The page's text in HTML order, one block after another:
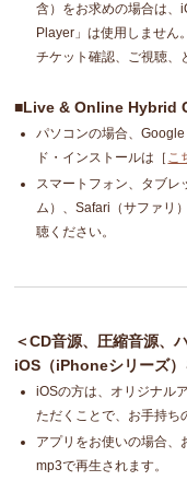
含）をお求めの場合は
Player」は使用しません。
チケット確認、ご視聴、
■Live & Online Hybrid
パソコンの場合、
ド・インストールは［ こ
スマートフォン、タブ
ム）、Safari（サファリ
聴ください。
＜CD音源、圧縮音源、
iOS（iPhoneシリーズ
iOSの方は、オリジナル
ただくことで、お手持ち
アプリをお使いの場合、
mp3で再生されます。